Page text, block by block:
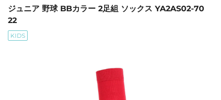
ジュニア 野球 BBカラー 2足組 ソックス YA2AS02-70
22
KIDS